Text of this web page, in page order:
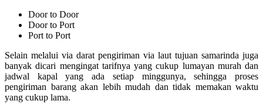
Door to Door
Door to Port
Port to Port
Selain melalui via darat pengiriman via laut tujuan samarinda juga
banyak dicari mengingat tarifnya yang cukup lumayan murah dan
jadwal kapal yang ada setiap minggunya, sehingga proses
pengiriman barang akan lebih mudah dan tidak memakan waktu
yang cukup lama.